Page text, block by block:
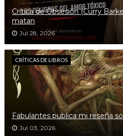
Crítica de Obsesión (Curry
matan
Jul 28, 2026
CRÍTICAS DE LIBROS
Fabulantes publica mi reseña
Jul 03, 2026